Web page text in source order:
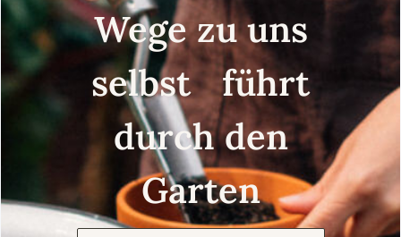
Wege zu uns
selbst führt
durch den
Garten